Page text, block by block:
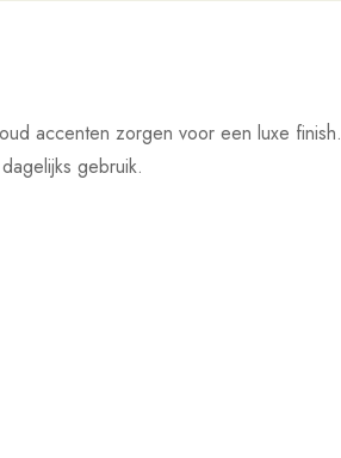
accenten zorgen voor een luxe finish.
gebruik.